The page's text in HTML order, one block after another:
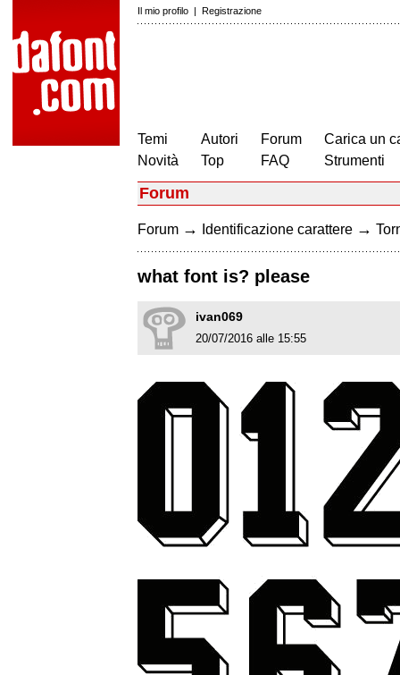
Il mio profilo | Registrazione
Temi
Novità
Autori
Top
Forum
FAQ
Carica un
Strumenti
Forum
Forum → Identificazione carattere →
what font is? please
ivan069
20/07/2016 alle 15:55